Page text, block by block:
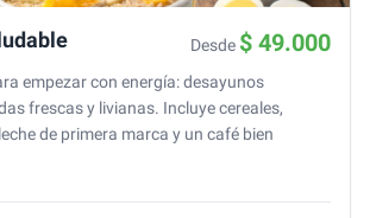
Desde $ 49.000
empezar con energía: desayunos
frescas y livianas. Incluye cereales,
de primera marca y un café bien